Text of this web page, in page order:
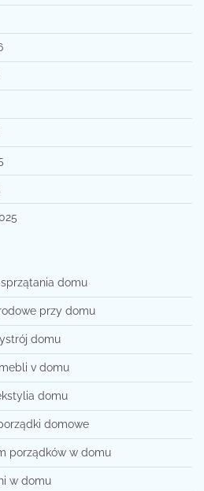
domu
przy domu
domu
v domu
domu
domowe
porządków w domu
w domu